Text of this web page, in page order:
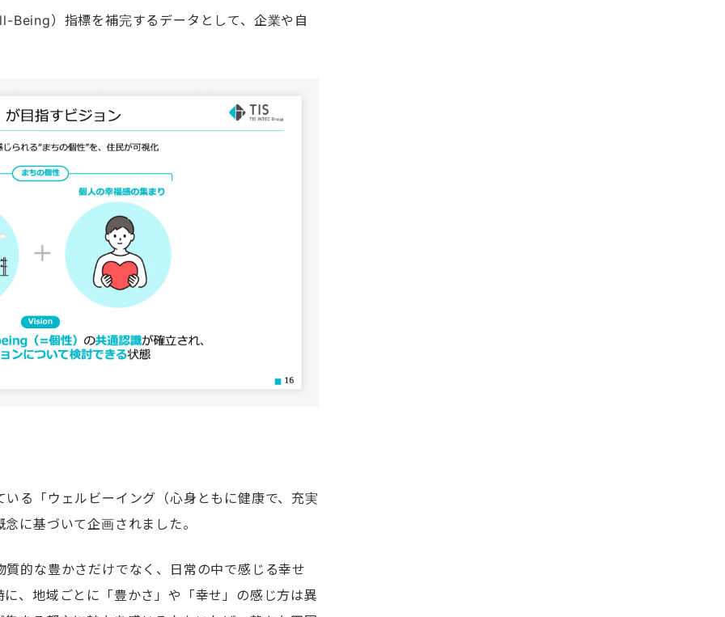
Being）指標を補完するデータとして、企業や自
る「ウェルビーイング（心身ともに健康で、充実
に基づいて企画されました。
的な豊かさだけでなく、日常の中で感じる幸せ
、地域ごとに「豊かさ」や「幸せ」の感じ方は異